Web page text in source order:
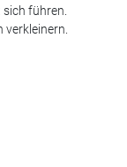
führen.